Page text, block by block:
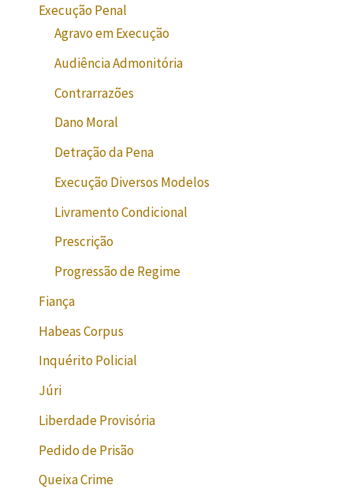
Execução Penal
Agravo em Execução
Audiência Admonitória
Contrarrazões
Dano Moral
Detração da Pena
Execução Diversos Modelos
Livramento Condicional
Prescrição
Progressão de Regime
Fiança
Habeas Corpus
Inquérito Policial
Júri
Liberdade Provisória
Pedido de Prisão
Queixa Crime